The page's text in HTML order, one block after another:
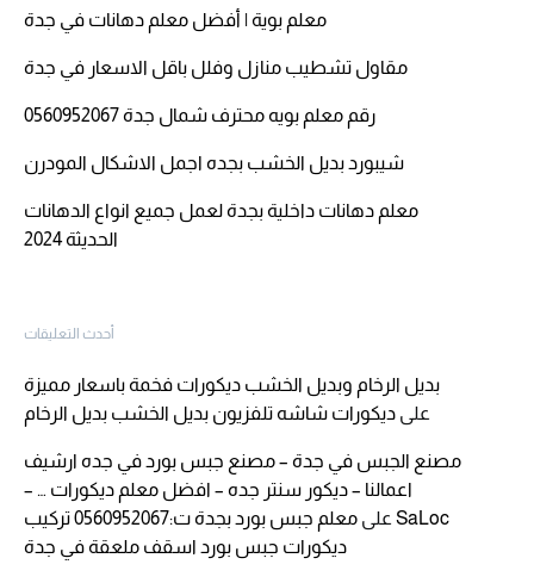
معلم بوية | أفضل معلم دهانات في جدة
مقاول تشطيب منازل وفلل باقل الاسعار في جدة
رقم معلم بويه محترف شمال جدة 0560952067
شيبورد بديل الخشب بجده اجمل الاشكال المودرن
معلم دهانات داخلية بجدة لعمل جميع انواع الدهانات
الحديثة 2024
أحدث التعليقات
بديل الرخام وبديل الخشب ديكورات فخمة باسعار مميزة
على ديكورات شاشه تلفزيون بديل الخشب بديل الرخام
مصنع الجبس في جدة – مصنع جبس بورد في جده ارشيف
اعمالنا – ديكور سنتر جده – افضل معلم ديكورات … –
SaLocعلى
معلم جبس بورد بجدة ت:0560952067 تركيب
ديكورات جبس بورد اسقف ملعقة في جدة